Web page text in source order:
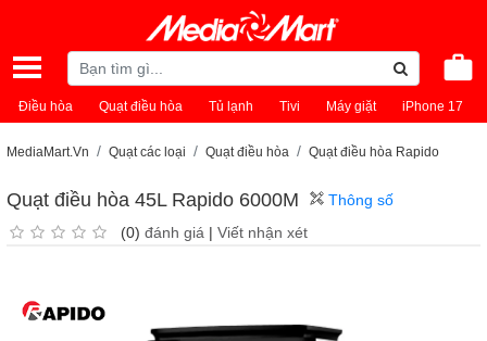
Điều hòa Quạt điều hòa Tủ lạnh Tivi Máy giặt iPhone 17
MediaMart.Vn Quạt các loại Quạt điều hòa Quạt điều hòa Rapido
Quạt điều hòa 45L Rapido 6000M
(0) đánh giá | Viết nhận xét
Thông số